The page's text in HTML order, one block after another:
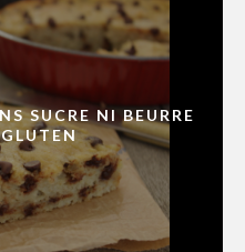
SUCRE NI BEURRE